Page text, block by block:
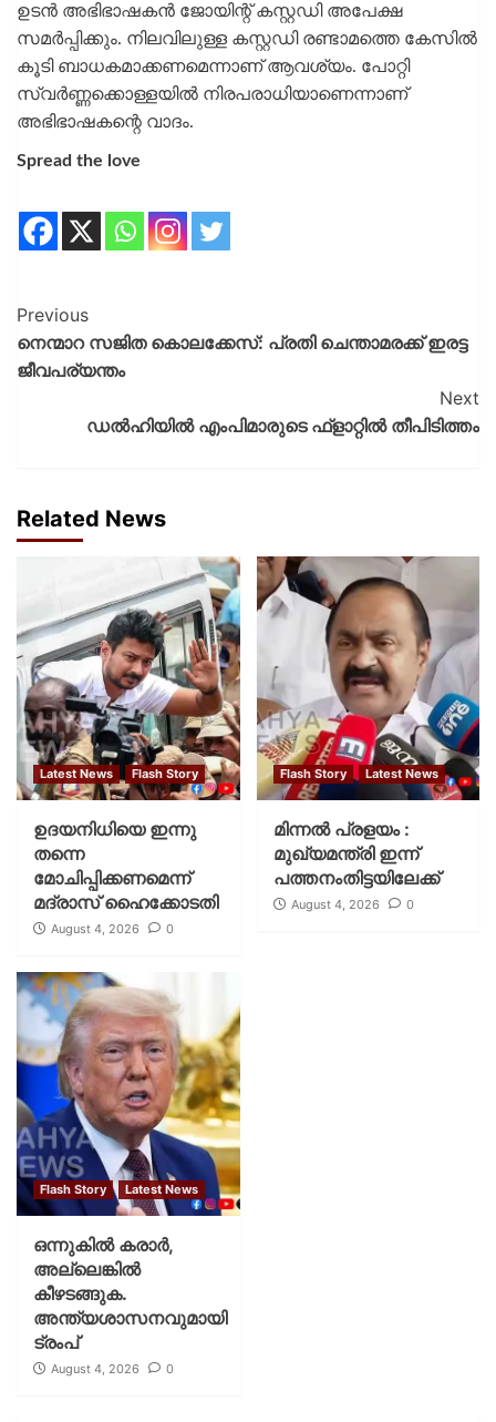
ഉടന്‍ അഭിഭാഷകന്‍ ജോയിന്റ് കസ്റ്റഡി അപേക്ഷ
സമര്‍പ്പിക്കും. നിലവിലുള്ള കസ്റ്റഡി രണ്ടാമത്തെ കേസില്‍
കൂടി ബാധകമാക്കണമെന്നാണ് ആവശ്യം. പോറ്റി
സ്വര്‍ണ്ണക്കൊള്ളയില്‍ നിരപരാധിയാണെന്നാണ്
അഭിഭാഷകന്റെ വാദം.
Spread the love
Previous
നെന്മാറ സജിത കൊലക്കേസ്: പ്രതി ചെന്താമരക്ക് ഇരട്ട
ജീവപര്യന്തം
Next
ഡല്‍ഹിയില്‍ എംപിമാരുടെ ഫ്‌ളാറ്റില്‍ തീപിടിത്തം
Related News
Latest News Flash Story
ഉദയനിധിയെ ഇന്നു
തന്നെ
മോചിപ്പിക്കണമെന്ന്
മദ്രാസ് ഹൈക്കോടതി
August 4, 2026 0
Flash Story Latest News
മിന്നല്‍ പ്രളയം :
മുഖ്യമന്ത്രി ഇന്ന്
പത്തനംതിട്ടയിലേക്ക്
August 4, 2026 0
Flash Story Latest News
ഒന്നുകില്‍ കരാര്‍,
അല്ലെങ്കില്‍
കീഴടങ്ങുക.
അന്ത്യശാസനവുമായി
ട്രംപ്
August 4, 2026 0